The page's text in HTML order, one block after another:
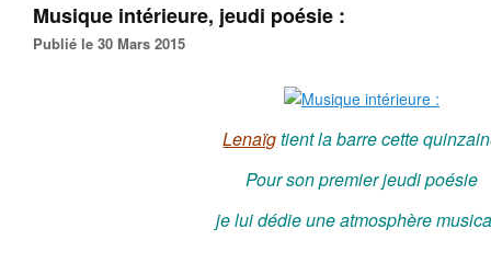
Musique intérieure, jeudi poésie :
Publié le 30 Mars 2015
Lenaïgtient la barre cette
Pour son premier jeudi poésie
je lui dédie une atmosphère